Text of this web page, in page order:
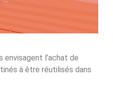
envisagent l’achat de
à être réutilisés dans